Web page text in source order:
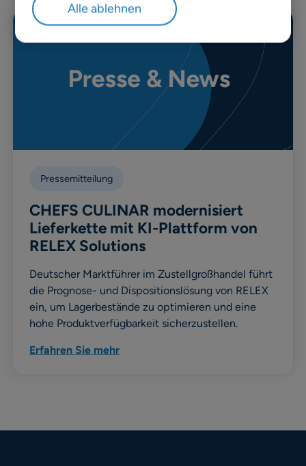
Pressemitteilung
CHEFS CULINAR modernisiert
Lieferkette mit KI-Plattform von
RELEX Solutions
Deutscher Marktführer im Zustellgroßhandel führt
die Prognose- und Dispositionslösung von RELEX
ein, um Lagerbestände zu optimieren und eine
hohe Produktverfügbarkeit sicherzustellen.
Erfahren Sie mehr
Alle ablehnen